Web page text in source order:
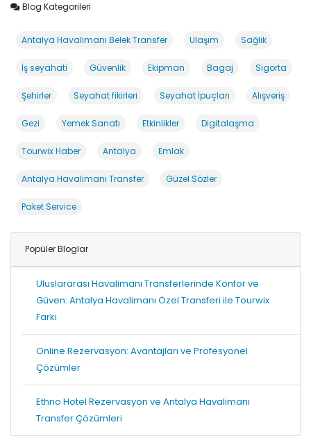
Blog Kategorileri
Antalya Havalimanı Belek Transfer Ulaşım Sağlık
İş seyahati Güvenlik Ekipman Bagaj Sigorta
Şehirler Seyahat fikirleri Seyahat İpuçları Alışveriş
Gezi Yemek Sanatı Etkinlikler Digitalaşma
Tourwix Haber Antalya Emlak
Antalya Havalimanı Transfer Güzel Sözler
Paket Service
Popüler Bloglar
Uluslararası Havalimanı Transferlerinde Konfor ve
Güven: Antalya Havalimanı Özel Transferi ile Tourwix
Farkı
Online Rezervasyon: Avantajları ve Profesyonel
Çözümler
Ethno Hotel Rezervasyon ve Antalya Havalimanı
Transfer Çözümleri